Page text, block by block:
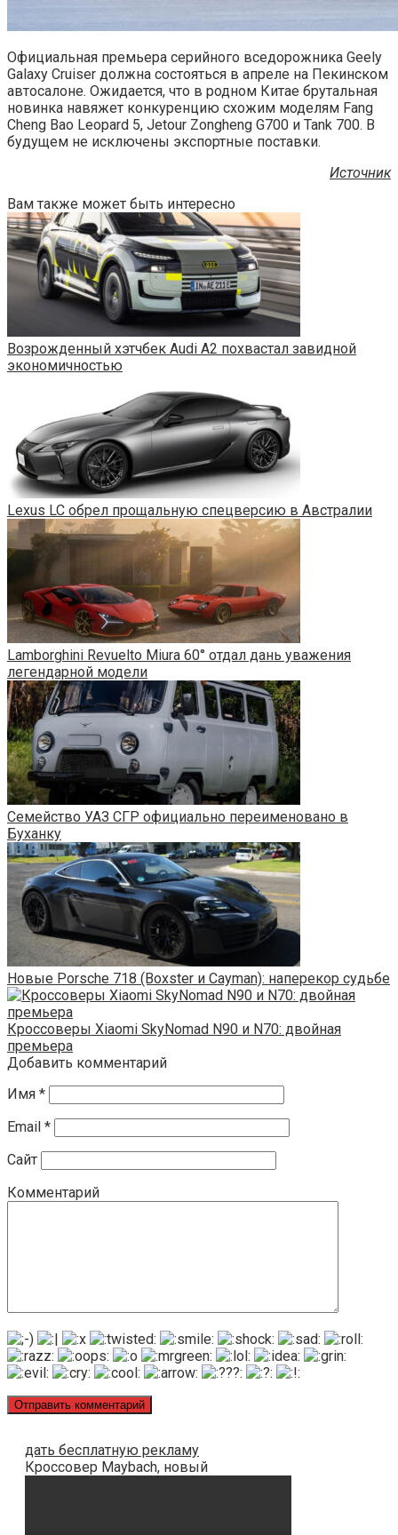
Официальная премьера серийного вседорожника Geely
Galaxy Cruiser должна состояться в апреле на Пекинском
автосалоне. Ожидается, что в родном Китае брутальная
новинка навяжет конкуренцию схожим моделям Fang
Cheng Bao Leopard 5, Jetour Zongheng G700 и Tank 700. В
будущем не исключены экспортные поставки.
Источник
Вам также может быть интересно
Возрожденный хэтчбек Audi A2 похвастал завидной
экономичностью
Lexus LC обрел прощальную спецверсию в Австралии
Lamborghini Revuelto Miura 60° отдал дань уважения
легендарной модели
Семейство УАЗ СГР официально переименовано в
Буханку
Новые Porsche 718 (Boxster и Cayman): наперекор судьбе
Кроссоверы Xiaomi SkyNomad N90 и N70: двойная
премьера
Добавить комментарий
Имя *
Email *
Сайт
Комментарий
дать бесплатную рекламу
Кроссовер Maybach, новый